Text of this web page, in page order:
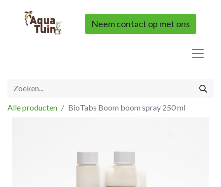
Neem contact op met ons
Alle producten BioTabs Boom boom spray 250 ml